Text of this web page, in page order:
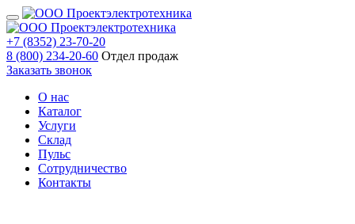
+7 (8352) 23-70-20
8 (800) 234-20-60 Отдел продаж
Заказать звонок
О нас
Каталог
Услуги
Склад
Пульс
Сотрудничество
Контакты